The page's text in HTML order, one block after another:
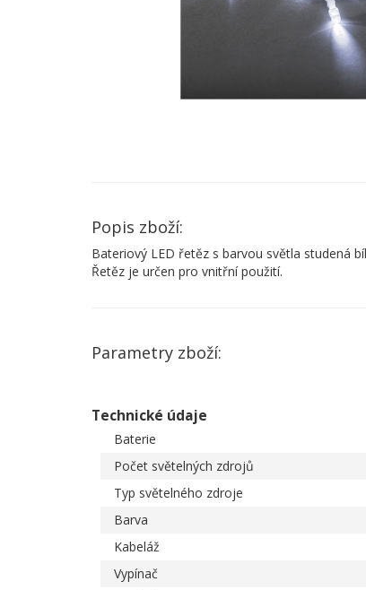
Popis zboží:
Bateriový LED řetěz s barvou světla studená
Řetěz je určen pro vnitřní použití.
Parametry zboží:
Technické údaje
Baterie
Počet světelných zdrojů
Typ světelného zdroje
Barva
Kabeláž
Vypínač